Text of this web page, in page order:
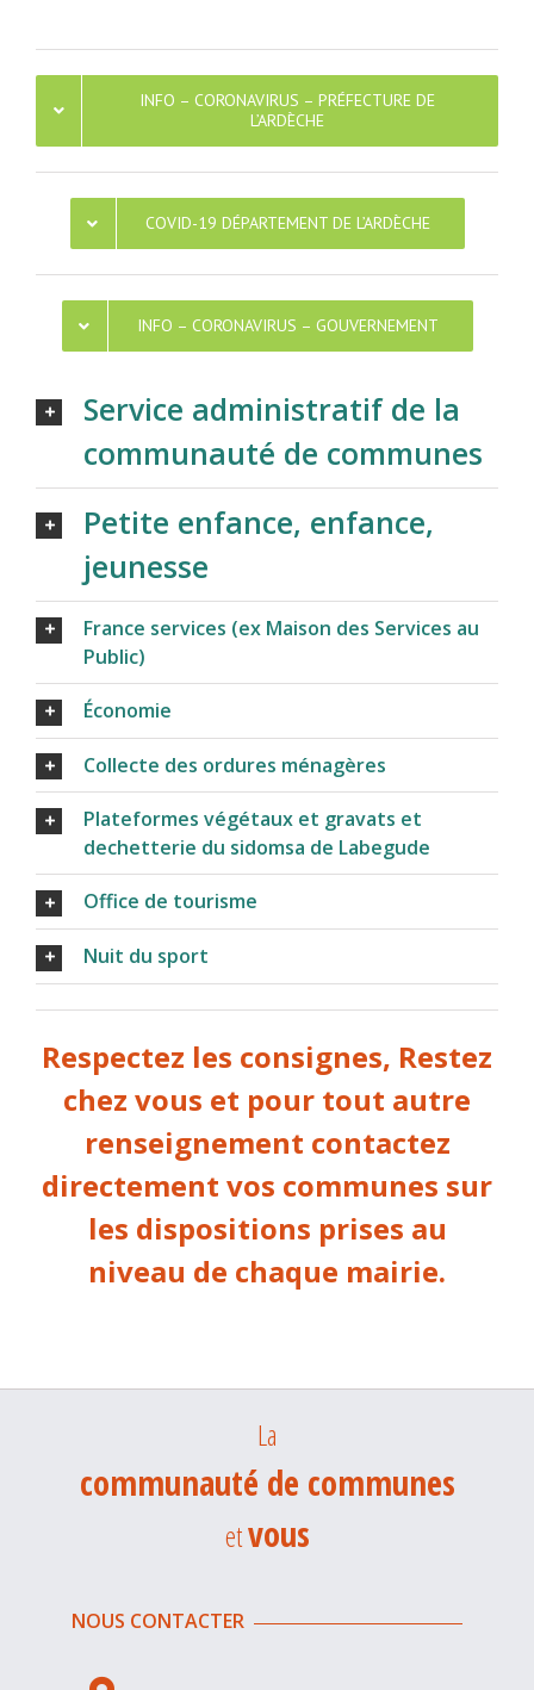
INFO – CORONAVIRUS – PRÉFECTURE DE
L’ARDÈCHE
COVID-19 DÉPARTEMENT DE L’ARDÈCHE
INFO – CORONAVIRUS – GOUVERNEMENT
Service administratif de la
communauté de communes
Petite enfance, enfance,
jeunesse
France services (ex Maison des Services au
Public)
Économie
Collecte des ordures ménagères
Plateformes végétaux et gravats et
dechetterie du sidomsa de Labegude
Office de tourisme
Nuit du sport
Respectez les consignes, Restez
chez vous et pour tout autre
renseignement contactez
directement vos communes sur
les dispositions prises au
niveau de chaque mairie.
La
communauté de communes
etvous
NOUS CONTACTER